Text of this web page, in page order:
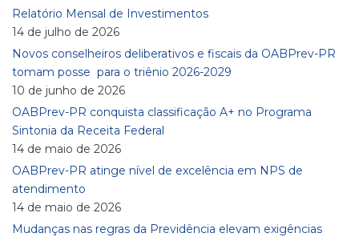
Relatório Mensal de Investimentos
14 de julho de 2026
Novos conselheiros deliberativos e fiscais da OABPrev-PR
tomam posse para o triênio 2026-2029
10 de junho de 2026
OABPrev-PR conquista classificação A+ no Programa
Sintonia da Receita Federal
14 de maio de 2026
OABPrev-PR atinge nível de excelência em NPS de
atendimento
14 de maio de 2026
Mudanças nas regras da Previdência elevam exigências